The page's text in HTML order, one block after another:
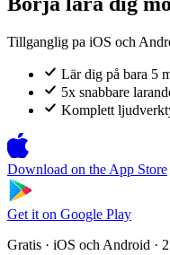
Tillganglig pa iOS och
Lär dig på bara 5
5x snabbare
Komplett
Download on the App Store
Get it on Google Play
Gratis · iOS och Android ·